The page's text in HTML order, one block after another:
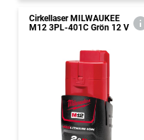
Cirkellaser MILWAUKEE
M12 3PL-401C Grön 12 V